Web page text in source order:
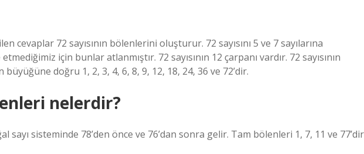
cevaplar 72 sayısının bölenlerini oluşturur. 72 sayısını 5 ve 7 sayılarına
için bunlar atlanmıştır. 72 sayısının 12 çarpanı vardır. 72 sayısının
doğru 1, 2, 3, 4, 6, 8, 9, 12, 18, 24, 36 ve 72’dir.
nelerdir?
sayı sisteminde 78’den önce ve 76’dan sonra gelir. Tam bölenleri 1, 7, 11 ve